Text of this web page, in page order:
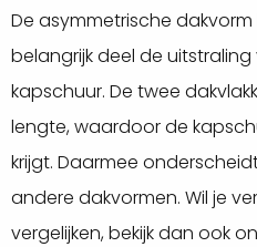
De asymmetrische
belangrijk deel de
kapschuur. De twee
lengte, waardoor de
krijgt. Daarmee
andere dakvormen. Wil je
vergelijken, bekijk dan ook